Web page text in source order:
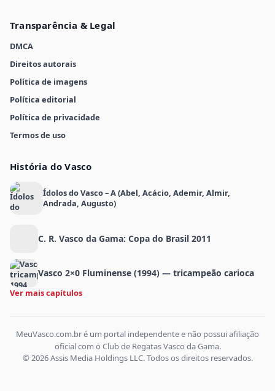
Transparência & Legal
DMCA
Direitos autorais
Política de imagens
Política editorial
Política de privacidade
Termos de uso
História do Vasco
Ídolos do Vasco – A (Abel, Acácio, Ademir, Almir,
Andrada, Augusto)
C. R. Vasco da Gama: Copa do Brasil 2011
Vasco 2×0 Fluminense (1994) — tricampeão carioca
Ver mais capítulos
MeuVasco.com.br é um portal independente e não possui afiliação
oficial com o Club de Regatas Vasco da Gama.
© 2026 Assis Media Holdings LLC. Todos os direitos reservados.